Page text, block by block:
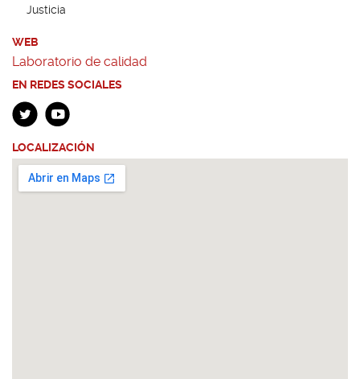
Justicia
WEB
Laboratorio de calidad
EN REDES SOCIALES
LOCALIZACIÓN